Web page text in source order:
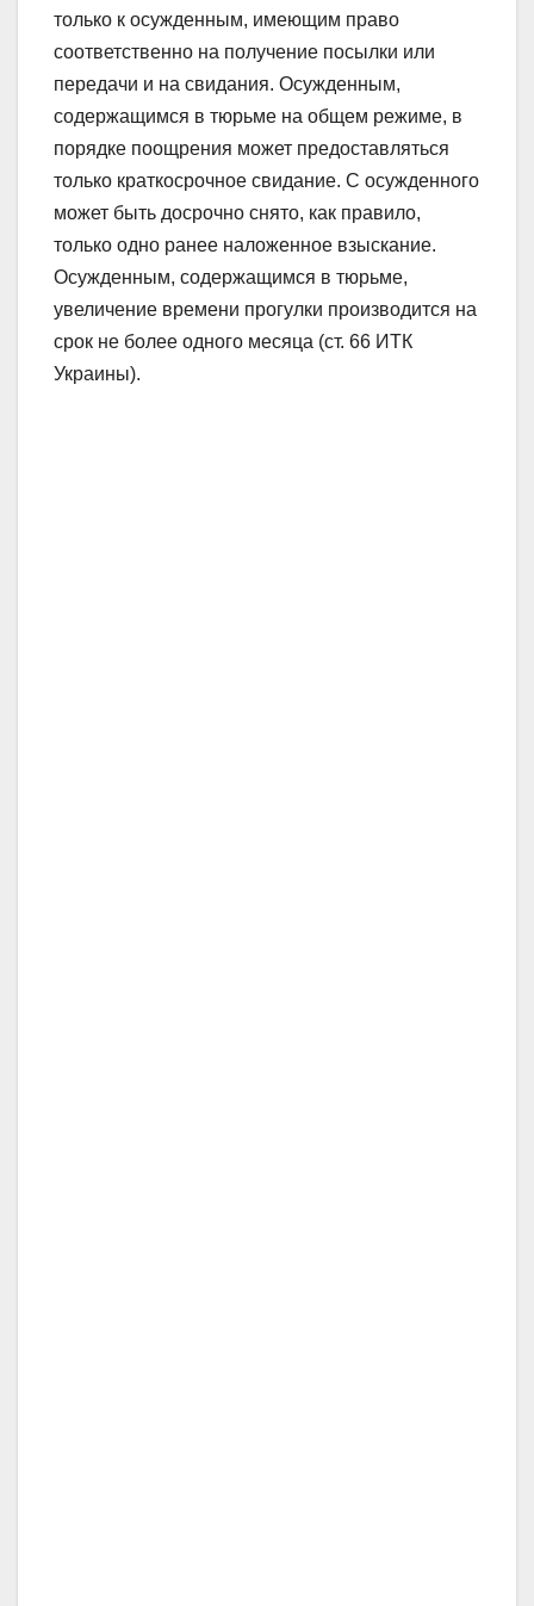
только к осужденным, имеющим право
соответственно на получение посылки или
передачи и на свидания. Осужденным,
содержащимся в тюрьме на общем режиме, в
порядке поощрения может предоставляться
только краткосрочное свидание. С осужденного
может быть досрочно снято, как правило,
только одно ранее наложенное взыскание.
Осужденным, содержащимся в тюрьме,
увеличение времени прогулки производится на
срок не более одного месяца (ст. 66 ИТК
Украины).